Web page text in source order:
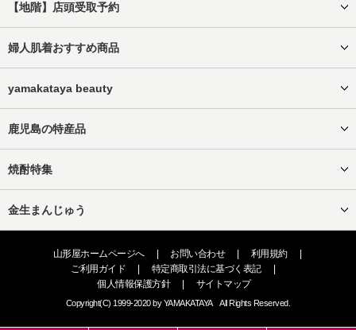
【地階】店頭受取予約
婦人肌着おすすめ商品
yamakataya beauty
鹿児島の特産品
焼酎特集
金生まんじゅう
山形屋ホームページへ お問い合わせ 利用規約
ご利用ガイド
特定商取引法に基づく表記
個人情報保護方針
サイトマップ
Copyright(C) 1999-2020 by YAMAKATAYA All Rights Reserved.